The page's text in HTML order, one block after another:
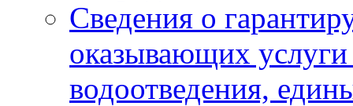
Сведения о
оказывающих
водоотведения,